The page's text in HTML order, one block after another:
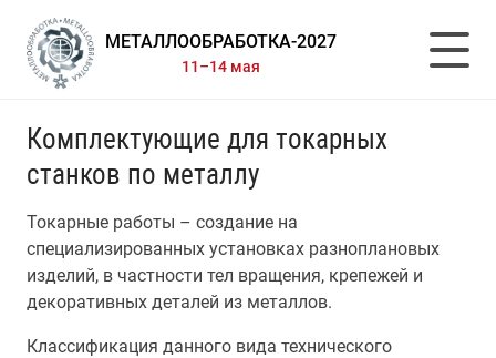
МЕТАЛЛООБРАБОТКА-2027
11–14 мая
Комплектующие для токарных
станков по металлу
Токарные работы – создание на
специализированных установках разноплановых
изделий, в частности тел вращения, крепежей и
декоративных деталей из металлов.
Классификация данного вида технического